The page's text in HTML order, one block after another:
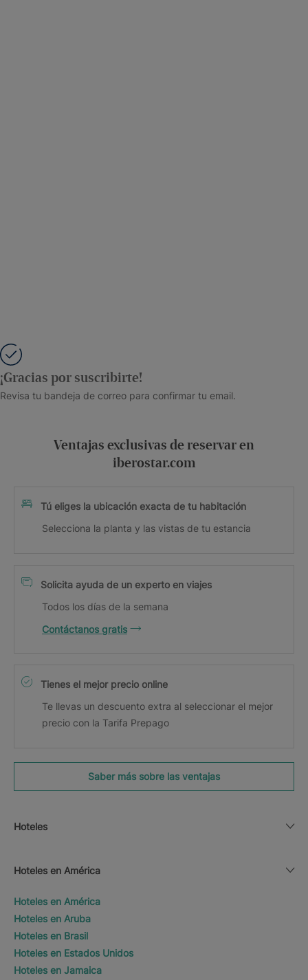
¡Gracias por suscribirte!
Revisa tu bandeja de correo para confirmar tu email.
Ventajas exclusivas de reservar en
iberostar.com
Tú eliges la ubicación exacta de tu habitación
Selecciona la planta y las vistas de tu estancia
Solicita ayuda de un experto en viajes
Todos los días de la semana
Contáctanos gratis
Tienes el mejor precio online
Te llevas un descuento extra al seleccionar el mejor
precio con la Tarifa Prepago
Saber más sobre las ventajas
Hoteles
Hoteles en América
Hoteles en América
Hoteles en Aruba
Hoteles en Brasil
Hoteles en Estados Unidos
Hoteles en Jamaica